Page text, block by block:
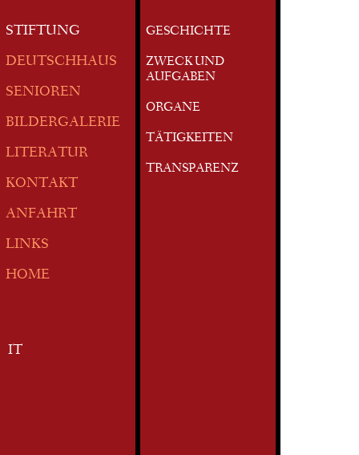
STIFTUNG
DEUTSCHHAUS
SENIOREN
BILDERGALERIE
LITERATUR
KONTAKT
ANFAHRT
LINKS
HOME
IT
GESCHICHTE
ZWECK UND
AUFGABEN
ORGANE
TÄTIGKEITEN
TRANSPARENZ